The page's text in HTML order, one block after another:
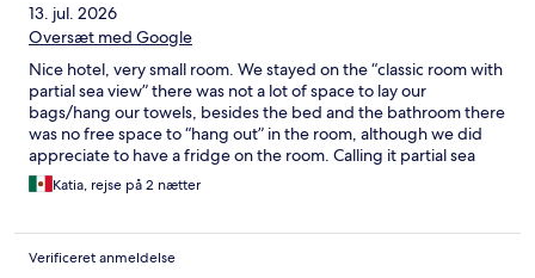
13. jul. 2026
Oversæt med Google
Nice hotel, very small room. We stayed on the “classic room with
partial sea view” there was not a lot of space to lay our
bags/hang our towels, besides the bed and the bathroom there
was no free space to “hang out” in the room, although we did
appreciate to have a fridge on the room. Calling it partial sea
view is quite an overstatement, a stripe of sea was only visible
from a specific angle of the window. The staff was friendly but
far. Breakfast was good, but every morning they brought to the
table a plate of cold cuts without asking, we don’t eat meat in
Katia, rejse på 2 nætter
Verificeret anmeldelse